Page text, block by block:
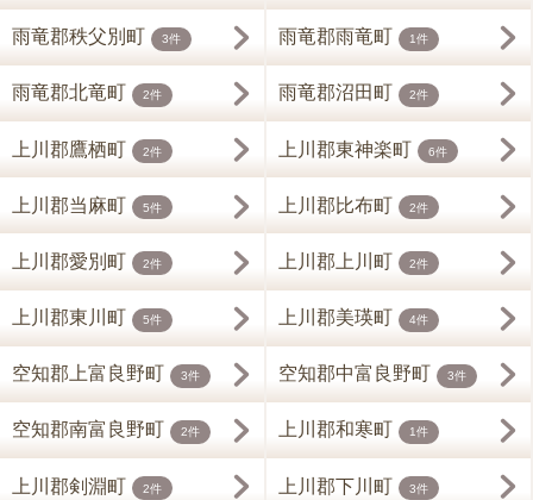
雨竜郡秩父別町 3件 雨竜郡雨竜町 1件
雨竜郡北竜町 2件 雨竜郡沼田町 2件
上川郡鷹栖町 2件 上川郡東神楽町 6件
上川郡当麻町 5件 上川郡比布町 2件
上川郡愛別町 2件 上川郡上川町 2件
上川郡東川町 5件 上川郡美瑛町 4件
空知郡上富良野町 3件 空知郡中富良野町 3件
空知郡南富良野町 2件 上川郡和寒町 1件
上川郡剣淵町 2件 上川郡下川町 3件